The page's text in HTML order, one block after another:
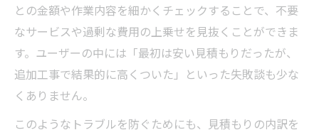
との金額や作業内容を細かくチェックすることで、不要
なサービスや過剰な費用の上乗せを見抜くことができま
す。ユーザーの中には「最初は安い見積もりだったが、
追加工事で結果的に高くついた」といった失敗談も少な
くありません。
このようなトラブルを防ぐためにも、見積もりの内訳を